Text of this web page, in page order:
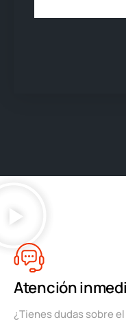
Atención
¿Tienes dudas sobre